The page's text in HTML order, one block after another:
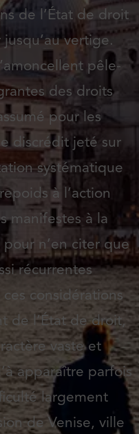
de l’État de droit
jusqu’au vertige.
pêle-
des droits
pour les
discrédit jeté sur
systématique
à l’action
manifestes à la
n’en citer que
récurrentes
considérations
de l’État de droit,
vaste et
apparaître parfois
largement
de Venise, ville